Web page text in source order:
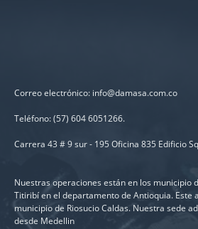
Correo electrónico: info@damasa.com.co
Teléfono: (57) 604 6051266.
Carrera 43 # 9 sur - 195 Oficina 835 Edificio
Nuestras operaciones están en los municipio
Titiribí en el departamento de Antioquia. Este
municipio de Riosucio Caldas. Nuestra sede
desde Medellin